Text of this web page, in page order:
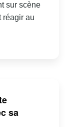
sur scène
réagir au
sa